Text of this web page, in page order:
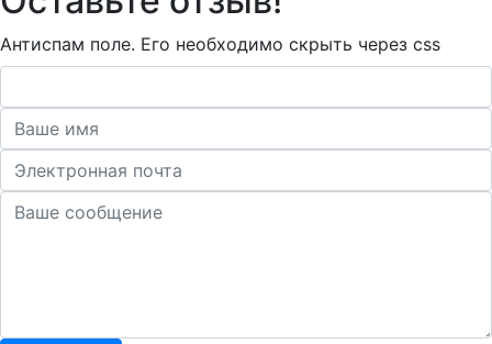
Антиспам поле. Его необходимо скрыть через css